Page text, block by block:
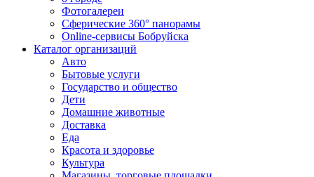
Фотогалереи
Сферические 360° панорамы
Online-сервисы Бобруйска
Каталог организаций
Авто
Бытовые услуги
Государство и общество
Дети
Домашние животные
Доставка
Еда
Красота и здоровье
Культура